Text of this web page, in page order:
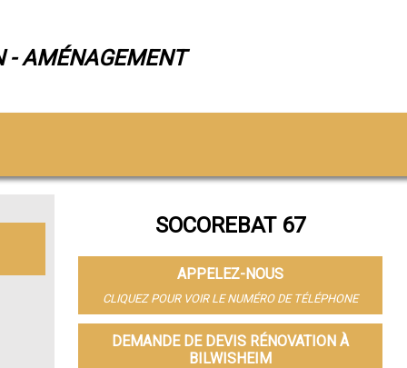
- AMÉNAGEMENT
SOCOREBAT 67
APPELEZ-NOUS
CLIQUEZ POUR VOIR LE NUMÉRO DE TÉLÉPHONE
DEMANDE DE DEVIS RÉNOVATION À
BILWISHEIM